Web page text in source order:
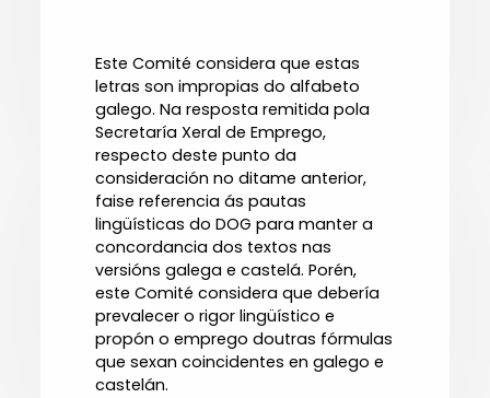
Este Comité considera que estas
letras son impropias do alfabeto
galego. Na resposta remitida pola
Secretaría Xeral de Emprego,
respecto deste punto da
consideración no ditame anterior,
faise referencia ás pautas
lingüísticas do DOG para manter a
concordancia dos textos nas
versións galega e castelá. Porén,
este Comité considera que debería
prevalecer o rigor lingüístico e
propón o emprego doutras fórmulas
que sexan coincidentes en galego e
castelán.